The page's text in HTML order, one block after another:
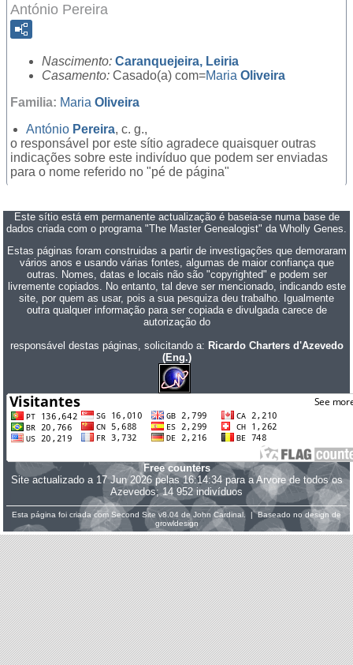
António Pereira
Nascimento: Caranquejeira, Leiria
Casamento: Casado(a) com=Maria Oliveira
Familia: Maria Oliveira
António Pereira, c. g.,
o responsável por este sítio agradece quaisquer outras
indicações sobre este indivíduo que podem ser enviadas
para o nome referido no "pé de página"
Este sítio está em permanente actualização é baseia-se numa base de
dados criada com o programa "The Master Genealogist" da Wholly Genes.
Estas páginas foram construidas a partir de investigações que demoraram
vários anos e usando várias fontes, algumas de maior confiança que
outras. Nomes, datas e locais não são "copyrighted" e podem ser
livremente copiados. No entanto, tal deve ser mencionado, indicando este
site, por quem as usar, pois a sua pesquiza deu trabalho. Igualmente
outra qualquer informação para ser copiada e divulgada carece de
autorização do
responsável destas páginas, solicitando a: Ricardo Charters d'Azevedo
(Eng.)
Free counters
Site actualizado a 17 Jun 2026 pelas 16:14:34 para a Arvore de todos os
Azevedos; 14 952 indivíduos
Esta página foi criada com Second Sitev8.04 deJohn Cardinal. | Baseado no design de
growldesign